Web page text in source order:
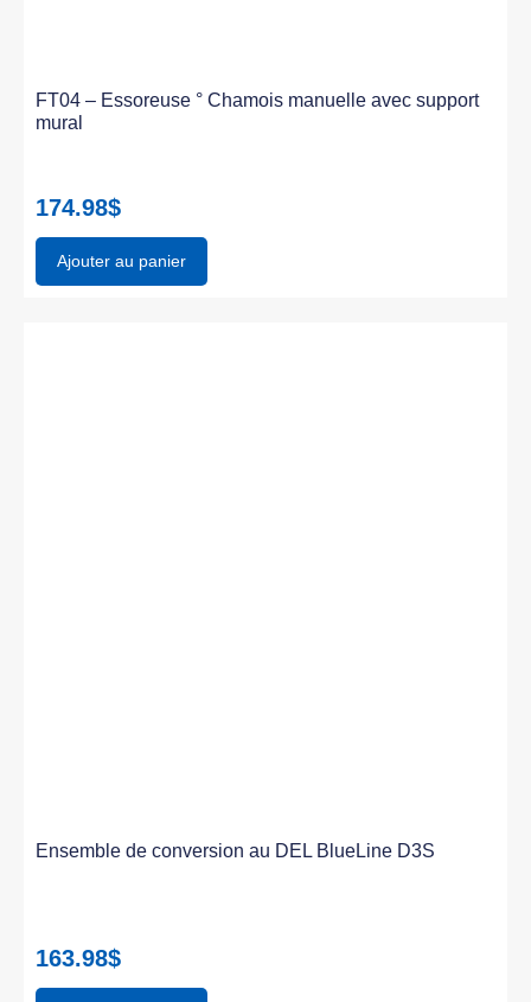
FT04 – Essoreuse ° Chamois manuelle avec support
mural
174.98$
Ajouter au panier
Ensemble de conversion au DEL BlueLine D3S
163.98$